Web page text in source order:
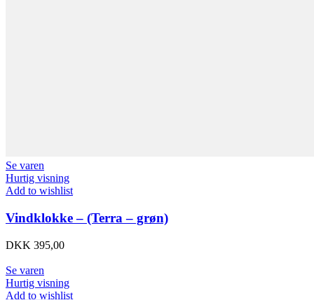
Se varen
Hurtig visning
Add to wishlist
Vindklokke – (Terra – grøn)
DKK 395,00
Se varen
Hurtig visning
Add to wishlist